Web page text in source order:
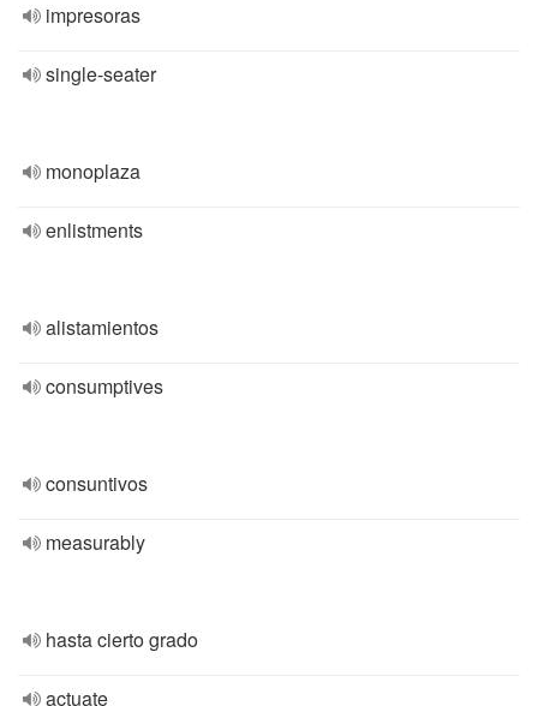
impresoras
single-seater
monoplaza
enlistments
alistamientos
consumptives
consuntivos
measurably
hasta cierto grado
actuate